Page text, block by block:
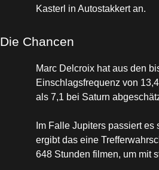
Kasterl in Autostakkert an.
Die Chancen
Marc Delcroix hat aus den
Einschlagsfrequenz von
als 7,1 bei Saturn
Im Falle Jupiters passiert
ergibt das eine
648 Stunden filmen, um mit